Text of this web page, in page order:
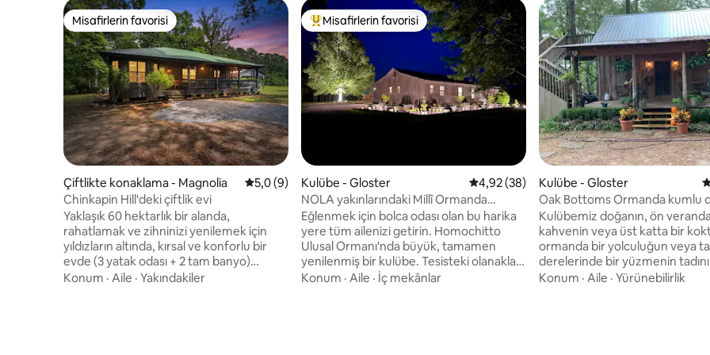
Misafirlerin favorisi
Misafirlerin favorisi
Çiftlikte konaklama - Magnolia 5 üzerinden ortalama 5,0 puan, 9 değerlendirme
5,0 (9)
Chinkapin Hill'deki çiftlik evi
Yaklaşık 60 hektarlık bir alanda,
rahatlamak ve zihninizi yenilemek için
yıldızların altında, kırsal ve konforlu bir
evde (3 yatak odası + 2 tam banyo)
konaklayarak her şeyden uzaklaşın.
Konum · Aile · Yakındakiler
Misafirlerin favorilerinden en beğenilenler arasında
Misafirlerin favorisi
Kulübe - Gloster 5 üzerinden ortalama 4,92 puan, 38
4,92 (38)
NOLA yakınlarındaki Millî Ormanda
Modern Lüks Kamp Kulübesi
Eğlenmek için bolca odası olan bu harika
yere tüm ailenizi getirin. Homochitto
Ulusal Ormanı'nda büyük, tamamen
yenilenmiş bir kulübe. Tesisteki olanaklar
arasında 2.000 metrekarelik devasa
Konum · Aile · İç mekânlar
Kulübe - Gloster
Oak Bottoms Ormanda kumlu
olan bir kulübe
Kulübemiz doğanın, ön
kahvenin veya üst katta bir
ormanda bir yolculuğun veya
derelerinde bir yüzmenin
için mükemmel bir kaçış yeridir.
Konum · Aile · Yürünebilirlik